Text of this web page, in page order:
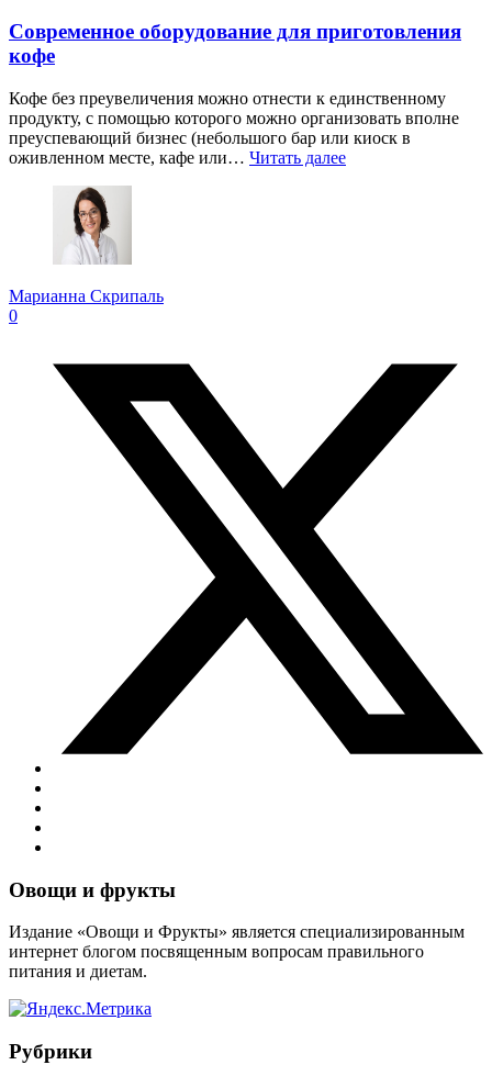
Современное оборудование для приготовления
кофе
Кофе без преувеличения можно отнести к единственному
продукту, с помощью которого можно организовать вполне
преуспевающий бизнес (небольшого бар или киоск в
оживленном месте, кафе или… Читать далее
Марианна Скрипаль
0
Виджеты
Овощи и фрукты
Издание «Овощи и Фрукты» является специализированным
интернет блогом посвященным вопросам правильного
питания и диетам.
Рубрики